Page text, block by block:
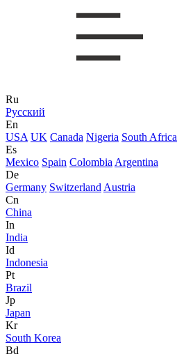
Ru
Русский
En
USA UK Canada Nigeria South Africa
Es
Mexico Spain Colombia Argentina
De
Germany Switzerland Austria
Cn
China
In
India
Id
Indonesia
Pt
Brazil
Jp
Japan
Kr
South Korea
Bd